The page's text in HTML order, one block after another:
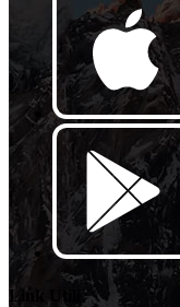
Link Utili